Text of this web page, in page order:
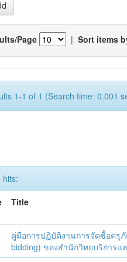
Page | Sort items
1-1 of 1 (Search time: 0.001
hits:
Title
คู่มือการปฏิบัติงานการจัดซื้อครุ
bidding) ของสำนักวิทยบริการแ